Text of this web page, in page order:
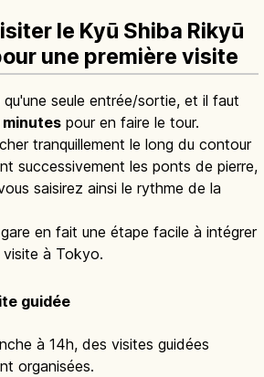
le Kyū Shiba Rikyū
une première visite
seule entrée/sortie, et il faut
pour en faire le tour.
tranquillement le long du contour
successivement les ponts de pierre,
saisirez ainsi le rythme de la
en fait une étape facile à intégrer
visite à Tokyo.
guidée
à 14h, des visites guidées
organisées.